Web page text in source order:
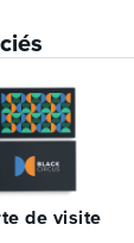
de visite